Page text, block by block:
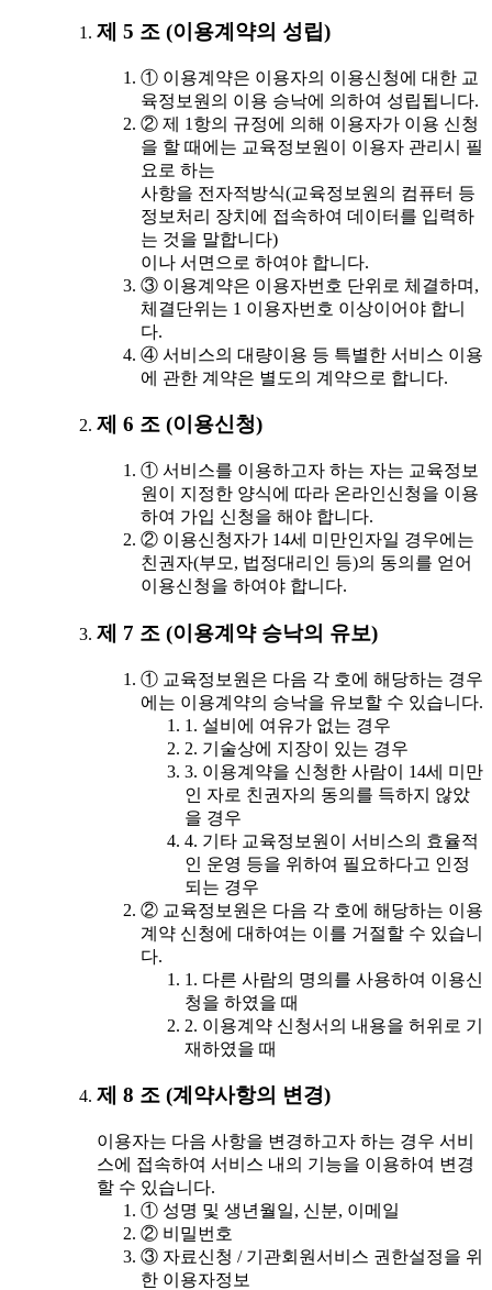
제 5 조 (이용계약의 성립)
① 이용계약은 이용자의 이용신청에 대한 교
육정보원의 이용 승낙에 의하여 성립됩니다.
② 제 1항의 규정에 의해 이용자가 이용 신청
을 할 때에는 교육정보원이 이용자 관리시 필
요로 하는
사항을 전자적방식(교육정보원의 컴퓨터 등
정보처리 장치에 접속하여 데이터를 입력하
는 것을 말합니다)
이나 서면으로 하여야 합니다.
③ 이용계약은 이용자번호 단위로 체결하며,
체결단위는 1 이용자번호 이상이어야 합니
다.
④ 서비스의 대량이용 등 특별한 서비스 이용
에 관한 계약은 별도의 계약으로 합니다.
제 6 조 (이용신청)
① 서비스를 이용하고자 하는 자는 교육정보
원이 지정한 양식에 따라 온라인신청을 이용
하여 가입 신청을 해야 합니다.
② 이용신청자가 14세 미만인자일 경우에는
친권자(부모, 법정대리인 등)의 동의를 얻어
이용신청을 하여야 합니다.
제 7 조 (이용계약 승낙의 유보)
① 교육정보원은 다음 각 호에 해당하는 경우
에는 이용계약의 승낙을 유보할 수 있습니다.
1. 설비에 여유가 없는 경우
2. 기술상에 지장이 있는 경우
3. 이용계약을 신청한 사람이 14세 미만
인 자로 친권자의 동의를 득하지 않았
을 경우
4. 기타 교육정보원이 서비스의 효율적
인 운영 등을 위하여 필요하다고 인정
되는 경우
② 교육정보원은 다음 각 호에 해당하는 이용
계약 신청에 대하여는 이를 거절할 수 있습니
다.
1. 다른 사람의 명의를 사용하여 이용신
청을 하였을 때
2. 이용계약 신청서의 내용을 허위로 기
재하였을 때
제 8 조 (계약사항의 변경)
이용자는 다음 사항을 변경하고자 하는 경우 서비
스에 접속하여 서비스 내의 기능을 이용하여 변경
할 수 있습니다.
① 성명 및 생년월일, 신분, 이메일
② 비밀번호
③ 자료신청 / 기관회원서비스 권한설정을 위
한 이용자정보